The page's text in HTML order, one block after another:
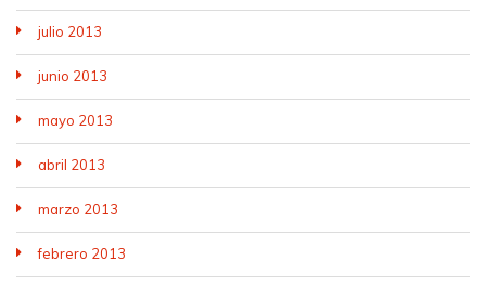
julio 2013
junio 2013
mayo 2013
abril 2013
marzo 2013
febrero 2013